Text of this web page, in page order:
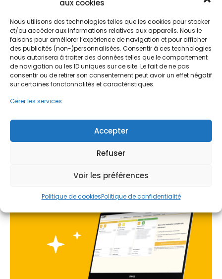
aux cookies
Nous utilisons des technologies telles que les cookies pour stocker
et/ou accéder aux informations relatives aux appareils. Nous le
faisons pour améliorer l’expérience de navigation et pour afficher
des publicités (non-)personnalisées. Consentir à ces technologies
nous autorisera à traiter des données telles que le comportement
de navigation ou les ID uniques sur ce site. Le fait de ne pas
consentir ou de retirer son consentement peut avoir un effet négatif
sur certaines fonctonnalités et caractéristiques.
Gérer les services
Accepter
Refuser
Voir les préférences
Politique de cookiesPolitique de confidentialité
de-France.
L'installation d'une pompe à chaleur à Asnières-
sur-Seine répond à une double nécessité : réduire
l'empreinte carbone du logement et maîtriser des
factures d'énergie en constante augmentation.
Avec des quartiers variés comme Bécon, Les
Grésillons ou la Courtille, l'habitat asniérois est
diversifié, nécessitant une approche sur mesure.
transition, en proposant des solutions techniques
performantes qui s'intègrent parfaitement aux
spécificités architecturales locales, tout en
valorisant le patrimoine immobilier face à des
Ne passez pas à côté de vos
aides !
Faites vite, les budgets
MaPrimeRénov' sont annuels et
par ordre d'arrivée.
Contactez-nous maintenant
pour maximiser vos aides !
Je prends rdv !